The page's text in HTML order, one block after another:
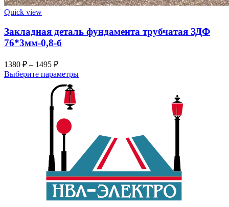
Quick view
Закладная деталь фундамента трубчатая ЗДФ
76*3мм-0,8-б
1380 ₽ – 1495 ₽
Выберите параметры